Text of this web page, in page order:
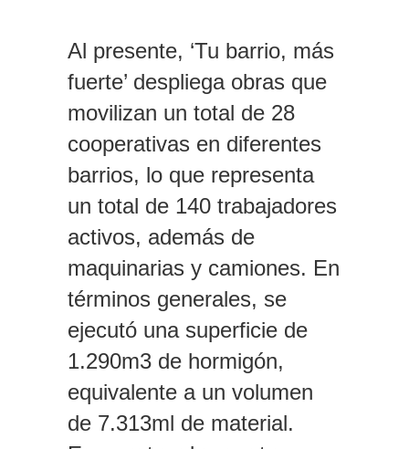
Al presente, ‘Tu barrio, más
fuerte’ despliega obras que
movilizan un total de 28
cooperativas en diferentes
barrios, lo que representa
un total de 140 trabajadores
activos, además de
maquinarias y camiones. En
términos generales, se
ejecutó una superficie de
1.290m3 de hormigón,
equivalente a un volumen
de 7.313ml de material.